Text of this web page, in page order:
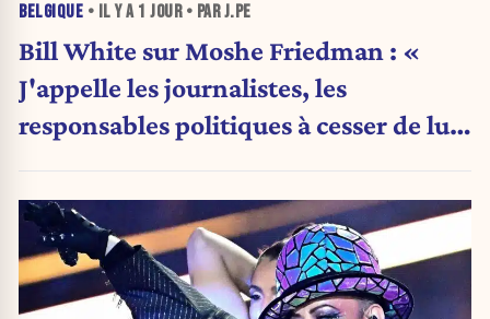
BELGIQUE • IL Y A 1 JOUR• PAR J.PE
Bill White sur Moshe Friedman : «
J'appelle les journalistes, les
responsables politiques à cesser de lui